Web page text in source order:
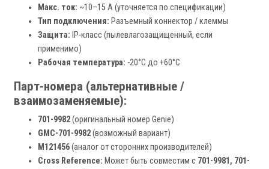
Макс. ток: ~10–15 А (уточняется по спецификации)
Тип подключения: Разъемный коннектор / клеммы
Защита: IP-класс (пылевлагозащищенный, если
применимо)
Рабочая температура: -20°C до +60°C
Парт-номера (альтернативные /
взаимозаменяемые):
701-9982(оригинальный номер Genie)
GMC-701-9982(возможный вариант)
M121456(аналог от сторонних производителей)
Cross Reference: Может быть совместим с 701-9981, 701-